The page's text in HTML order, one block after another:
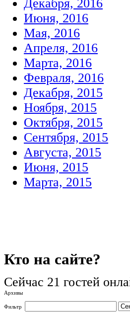
Декабря, 2016
Июня, 2016
Мая, 2016
Апреля, 2016
Марта, 2016
Февраля, 2016
Декабря, 2015
Ноября, 2015
Октября, 2015
Сентября, 2015
Августа, 2015
Июня, 2015
Марта, 2015
Кто на сайте?
Сейчас 21 гостей
Архивы
Фильтр